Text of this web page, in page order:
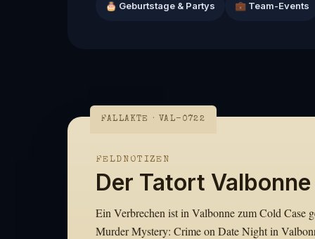
🎂 Geburtstage & Partys 💼 Team-Events
FALLAKTE · VAL-0722
FELDNOTIZEN
Der Tatort Valbonne
Ein Verbrechen ist in Valbonne zum Cold Case
Murder Mystery: Crime on Date Night in